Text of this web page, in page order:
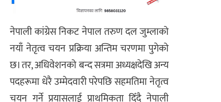
नेपाली कांग्रेस निकट नेपाल तरुण दल जुम्लाको
नयाँ नेतृत्व चयन प्रक्रिया अन्तिम चरणमा पुगेको
छ। तर, अधिवेशनको बन्द सत्रमा अध्यक्षदेखि अन्य
पदहरूमा धेरै उम्मेदवारी परेपछि सहमतिमा नेतृत्व
चयन गर्ने प्रयासलाई प्राथमिकता दिँदै नेपाली